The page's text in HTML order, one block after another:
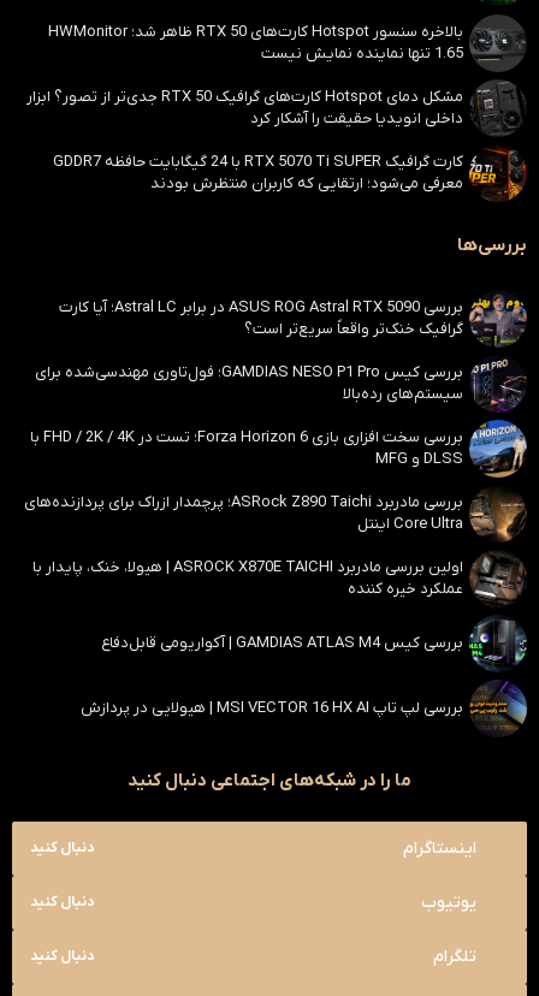
بالاخره سنسور Hotspot کارت‌های RTX 50 ظاهر شد؛ HWMonitor
1.65 تنها نماینده نمایش نیست
مشکل دمای Hotspot کارت‌های گرافیک RTX 50 جدی‌تر از تصور؟ ابزار
داخلی انویدیا حقیقت را آشکار کرد
کارت گرافیک RTX 5070 Ti SUPER با 24 گیگابایت حافظه GDDR7
معرفی می‌شود؛ ارتقایی که کاربران منتظرش بودند
بررسی‌ها
بررسی ASUS ROG Astral RTX 5090 در برابر Astral LC؛ آیا کارت
گرافیک خنک‌تر واقعاً سریع‌تر است؟
بررسی کیس GAMDIAS NESO P1 Pro؛ فول‌تاوری مهندسی‌شده برای
سیستم‌های رده‌بالا
بررسی سخت افزاری بازی Forza Horizon 6؛ تست در FHD / 2K / 4K با
DLSS و MFG
بررسی مادربرد ASRock Z890 Taichi؛ پرچمدار ازراک برای پردازنده‌های
Core Ultra اینتل
اولین بررسی مادربرد ASROCK X870E TAICHI | هیولا، خنک، پایدار با
عملکرد خیره کننده
بررسی کیس GAMDIAS ATLAS M4 | آکواریومی قابل‌دفاع
بررسی لپ تاپ MSI VECTOR 16 HX AI | هیولایی در پردازش
ما را در شبکه‌های اجتماعی دنبال کنید
اینستاگرام دنبال کنید
یوتیوب دنبال کنید
تلگرام دنبال کنید